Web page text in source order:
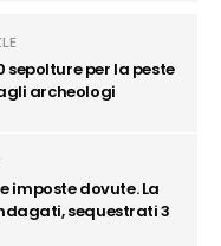
sepolture per la peste
archeologi
imposte dovute. La
sequestrati 3